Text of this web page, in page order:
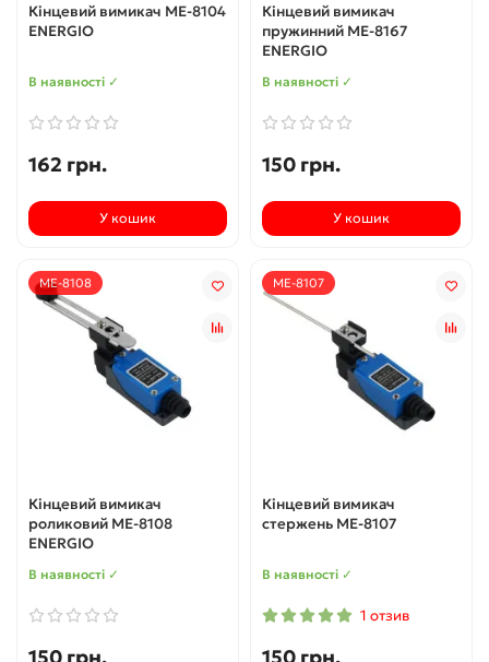
Кінцевий вимикач МЕ-8104
ENERGIO
В наявності ✓
162 грн.
У кошик
Кінцевий вимикач
пружинний МЕ-8167
ENERGIO
В наявності ✓
150 грн.
У кошик
ME-8108
Кінцевий вимикач
роликовий МЕ-8108
ENERGIO
В наявності ✓
150 грн.
ME-8107
Кінцевий вимикач
стержень МЕ-8107
В наявності ✓
1 отзив
150 грн.